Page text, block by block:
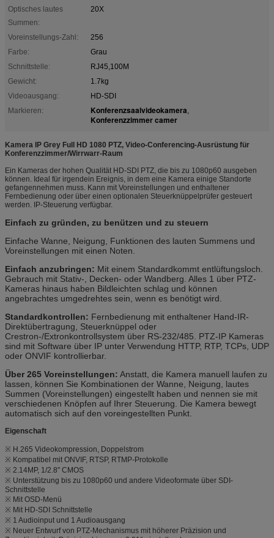
Optisches lautes
Summen:
20X
Voreinstellungs-Zahl:
256
Farbe:
Grau
Schnittstelle:
RJ45,100M
Gewicht:
1.7kg
Videoausgang:
HD-SDI
Markieren:
Konferenzsaalvideokamera,
Konferenzzimmer camer
Kamera IP Grey Full HD 1080 PTZ, Video-Conferencing-Ausrüstung für
Konferenzzimmer/Wirrwarr-Raum
Ein Kameras der hohen Qualität HD-SDI PTZ, die bis zu 1080p60 ausgeben
können. Ideal für irgendein Ereignis, in dem eine Kamera einige Standorte
gefangennehmen muss. Kann mit Voreinstellungen und enthaltener
Fernbedienung oder über einen optionalen Steuerknüppelprüfer gesteuert
werden. IP-Steuerung verfügbar.
Einfach zu gründen, zu benützen und zu steuern
Einfache Wanne, Neigung, Funktionen des lauten Summens und
Voreinstellungen mit einen Noten.
Einfach anzubringen: Mit einem Standardkommt entlüftungsloch.
Gebrauch mit Stativ-, Decken- oder Wandberg. Alles 1 über PTZ-
Kameras hinaus haben Bildleichten schlag und können
angebrachtes umgedrehtes sein, wenn es benötigt wird.
Standardkontrollen: Fernbedienung mit enthaltener Hand-IR-
Direktübertragung, Steuerknüppel oder
Crestron-/Extronkontrollsystem über RS-232/485. PTZ-IP Kameras
sind mit Software über IP unter Verwendung HTTP, RTP, TCPs, UDP
oder ONVIF kontrollierbar.
Über 265 Voreinstellungen: Anstatt, die Kamera manuell laufen zu
lassen, können Sie Kombinationen der Wanne, Neigung, lautes
Summen (Voreinstellungen) eingestellt haben und nennen sie mit
verschiedenen Knöpfen auf Ihrer Steuerung. Die Kamera bewegt
automatisch sich auf den voreingestellten Punkt.
Eigenschaft
※ H.265 Videokompression, Doppelstrom
※ Kompatibel mit ONVIF, RTSP, RTMP-Protokolle
※ 2.14MP, 1/2.8" CMOS
※ Unterstützung bis zu 1080p60 und andere Videoformate über SDI-
Schnittstelle
※ Mit OSD-Menü
※ Mit HD-SDI Schnittstelle
※ 1 Audioinput und 1 Audioausgang
※ Neuer Entwurf von PTZ-Mechanismus mit höherer Präzision und